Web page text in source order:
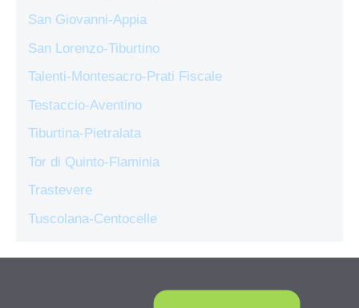
San Giovanni-Appia
San Lorenzo-Tiburtino
Talenti-Montesacro-Prati Fiscale
Testaccio-Aventino
Tiburtina-Pietralata
Tor di Quinto-Flaminia
Trastevere
Tuscolana-Centocelle